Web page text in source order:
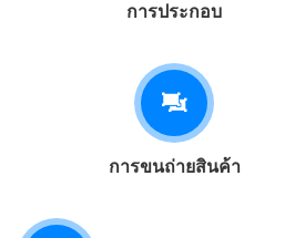
การประกอบ
การขนถ่ายสินค้า